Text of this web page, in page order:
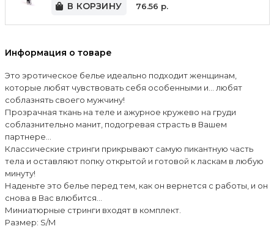
В КОРЗИНУ 76.56 р.
Информация о товаре
Это эротическое белье идеально подходит женщинам,
которые любят чувствовать себя особенными и… любят
соблазнять своего мужчину!
Прозрачная ткань на теле и ажурное кружево на груди
соблазнительно манит, подогревая страсть в Вашем
партнере...
Классические стринги прикрывают самую пикантную часть
тела и оставляют попку открытой и гото­вой к ласкам в любую
минуту!
Наденьте это белье перед тем, как он вернется с работы, и он
снова в Вас влюбится...
Миниатюрные стринги входят в комплект.
Размер: S/M